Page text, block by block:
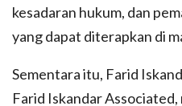
kesadaran hukum, dan
yang dapat diterapkan di
Sementara itu, Farid
Farid Iskandar